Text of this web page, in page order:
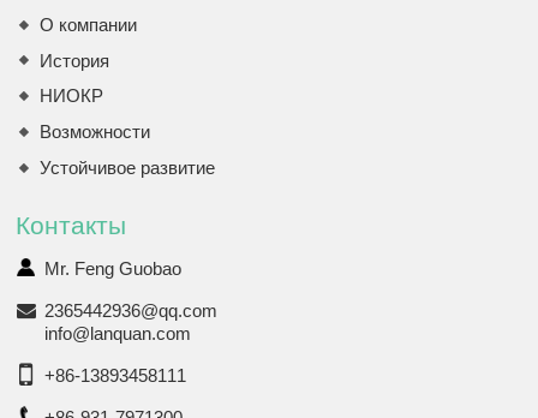
О компании
История
НИОКР
Возможности
Устойчивое развитие
Контакты
Mr. Feng Guobao
2365442936@qq.com
info@lanquan.com
+86-13893458111